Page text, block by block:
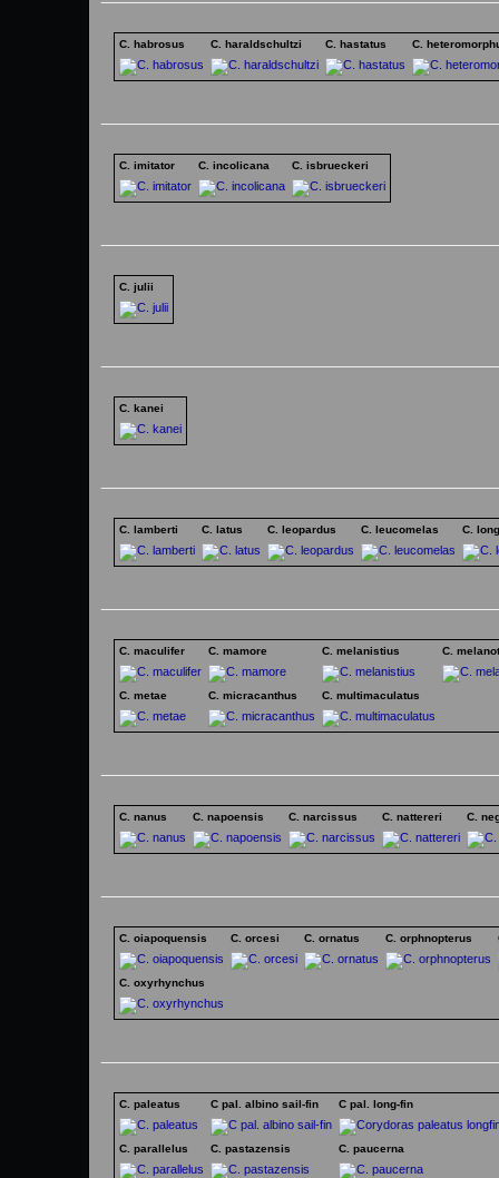
C. habrosus C. haraldschultzi C. hastatus C.
C. imitator C. incolicana C. isbrueckeri
C. julii
C. kanei
C. lamberti C. latus C. leopardus C. leucomelas C.
C. maculifer C. mamore C. melanistius C.
C. metae C. micracanthus C. multimaculatus
C. nanus C. napoensis C. narcissus C. nattereri C.
C. oiapoquensis C. orcesi C. ornatus C. orphnopterus
C. oxyrhynchus
C. paleatus C pal. albino sail-fin C pal. long-fin
C. parallelus C. pastazensis C. paucerna